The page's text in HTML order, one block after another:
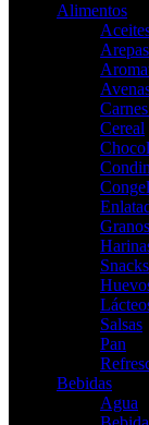
Alimentos
Arepas
Cereal
Granos
Snacks
Salsas
Pan
Bebidas
Agua